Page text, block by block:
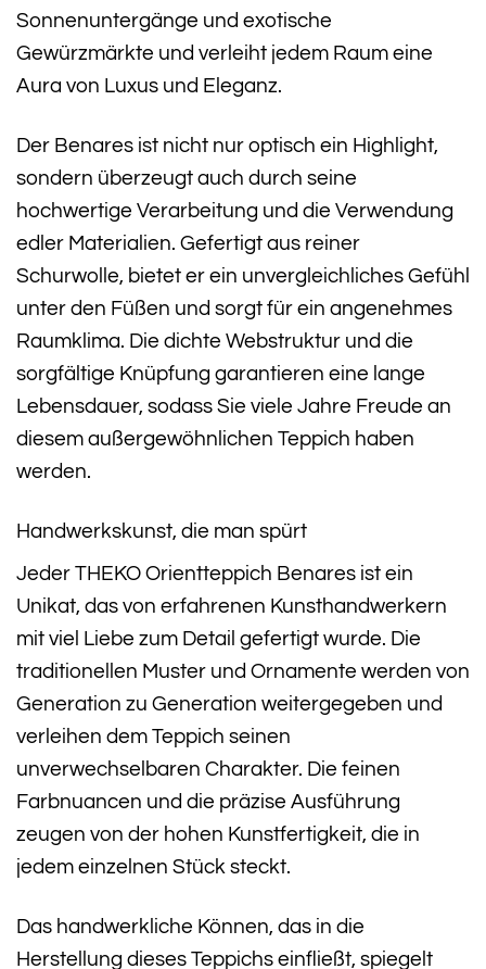
Sonnenuntergänge und exotische
Gewürzmärkte und verleiht jedem Raum eine
Aura von Luxus und Eleganz.
Der Benares ist nicht nur optisch ein Highlight,
sondern überzeugt auch durch seine
hochwertige Verarbeitung und die Verwendung
edler Materialien. Gefertigt aus reiner
Schurwolle, bietet er ein unvergleichliches Gefühl
unter den Füßen und sorgt für ein angenehmes
Raumklima. Die dichte Webstruktur und die
sorgfältige Knüpfung garantieren eine lange
Lebensdauer, sodass Sie viele Jahre Freude an
diesem außergewöhnlichen Teppich haben
werden.
Handwerkskunst, die man spürt
Jeder THEKO Orientteppich Benares ist ein
Unikat, das von erfahrenen Kunsthandwerkern
mit viel Liebe zum Detail gefertigt wurde. Die
traditionellen Muster und Ornamente werden von
Generation zu Generation weitergegeben und
verleihen dem Teppich seinen
unverwechselbaren Charakter. Die feinen
Farbnuancen und die präzise Ausführung
zeugen von der hohen Kunstfertigkeit, die in
jedem einzelnen Stück steckt.
Das handwerkliche Können, das in die
Herstellung dieses Teppichs einfließt, spiegelt